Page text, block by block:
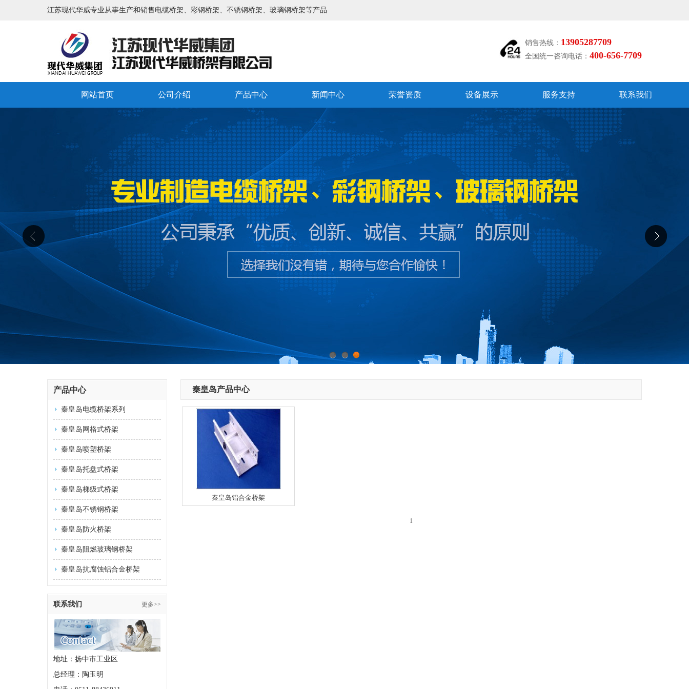
江苏现代华威专业从事生产和销售电缆桥架、彩钢桥架、不锈钢桥架、玻璃钢桥架等产品
销售热线： 13905287709
全国统一咨询电话： 400-656-7709
网站首页 公司介绍 产品中心 新闻中心 荣誉资质 设备展示 服务支持 联系我们
1 2 3
产品中心
秦皇岛电缆桥架系列
秦皇岛网格式桥架
秦皇岛喷塑桥架
秦皇岛托盘式桥架
秦皇岛梯级式桥架
秦皇岛不锈钢桥架
秦皇岛防火桥架
秦皇岛阻燃玻璃钢桥架
秦皇岛抗腐蚀铝合金桥架
联系我们 更多>>
地址：扬中市工业区
总经理：陶玉明
秦皇岛产品中心
秦皇岛铝合金桥架
1